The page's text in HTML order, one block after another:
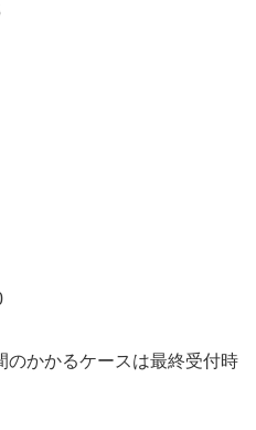
かかるケースは最終受付時